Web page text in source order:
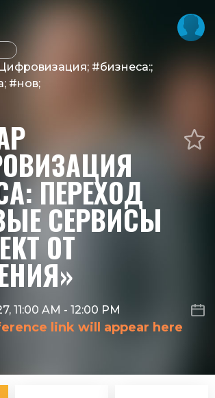
#бизнеса:;
#нов;
ПЕРЕХОД
СЕРВИСЫ
ОТ
11:00 AM - 12:00 PM
link will appear here